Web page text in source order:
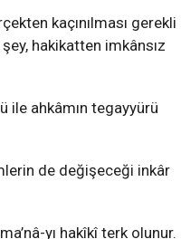
kaçınılması gerekli
hakikatten imkânsız
ile ahkâmın tegayyürü
de değişeceği inkâr
yı hakîkî terk olunur.